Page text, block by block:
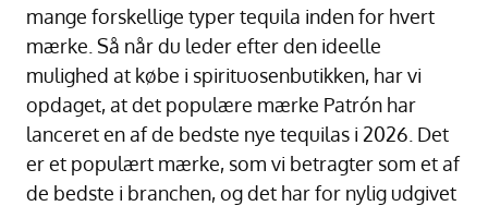
mange forskellige typer tequila inden for hvert
mærke. Så når du leder efter den ideelle
mulighed at købe i spirituosenbutikken, har vi
opdaget, at det populære mærke Patrón har
lanceret en af de bedste nye tequilas i 2026. Det
er et populært mærke, som vi betragter som et af
de bedste i branchen, og det har for nylig udgivet